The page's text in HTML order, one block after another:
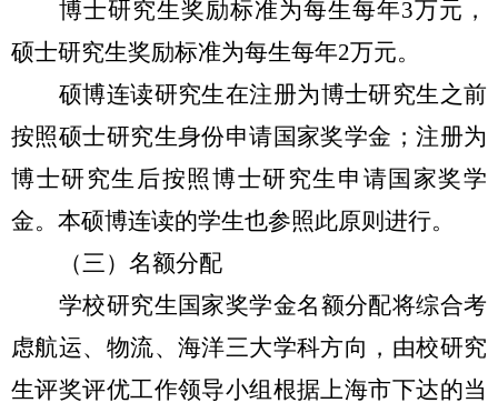
博士研究生奖励标准为每生每年3万元，
硕士研究生奖励标准为每生每年2万元。
硕博连读研究生在注册为博士研究生之前
按照硕士研究生身份申请国家奖学金；注册为
博士研究生后按照博士研究生申请国家奖学
金。本硕博连读的学生也参照此原则进行。
（三）名额分配
学校研究生国家奖学金名额分配将综合考
虑航运、物流、海洋三大学科方向，由校研究
生评奖评优工作领导小组根据上海市下达的当